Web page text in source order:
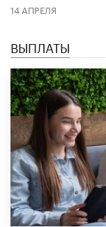
14 АПРЕЛЯ
ВЫПЛАТЫ